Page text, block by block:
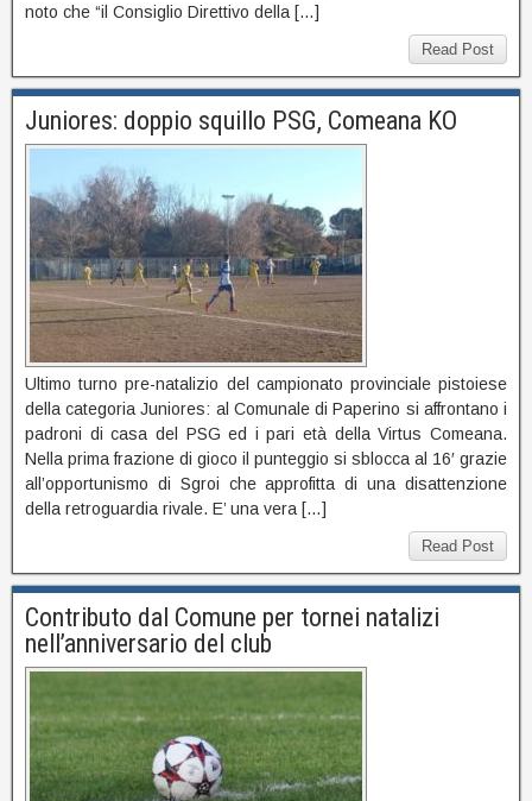
noto che “il Consiglio Direttivo della […]
Read Post
Juniores: doppio squillo PSG, Comeana KO
Ultimo turno pre-natalizio del campionato provinciale pistoiese
della categoria Juniores: al Comunale di Paperino si affrontano i
padroni di casa del PSG ed i pari età della Virtus Comeana.
Nella prima frazione di gioco il punteggio si sblocca al 16′ grazie
all’opportunismo di Sgroi che approfitta di una disattenzione
della retroguardia rivale. E’ una vera […]
Read Post
Contributo dal Comune per tornei natalizi
nell’anniversario del club